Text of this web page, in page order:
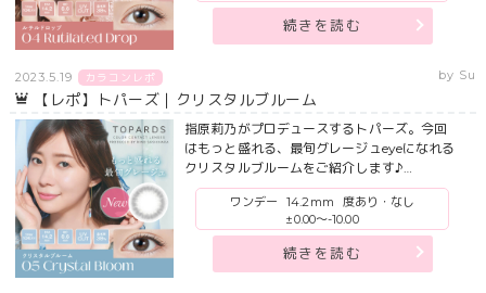
続きを読む
2023.5.19 カラコンレポ by Su
【レポ】トパーズ｜クリスタルブルーム
指原莉乃がプロデュースするトパーズ。今回
はもっと盛れる、最旬グレージュeyeになれる
クリスタルブルームをご紹介します♪…
ワンデー 14.2mm
度あり・なし
±0.00～-10.00
続きを読む